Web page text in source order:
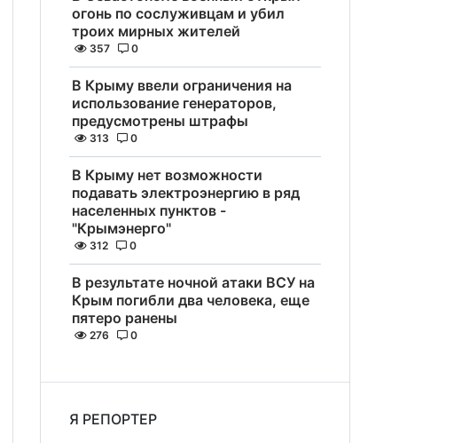
огонь по сослуживцам и убил
троих мирных жителей
357 0
В Крыму ввели ограничения на
использование генераторов,
предусмотрены штрафы
313 0
В Крыму нет возможности
подавать электроэнергию в ряд
населенных пунктов -
"Крымэнерго"
312 0
В результате ночной атаки ВСУ на
Крым погибли два человека, еще
пятеро ранены
276 0
Я РЕПОРТЕР